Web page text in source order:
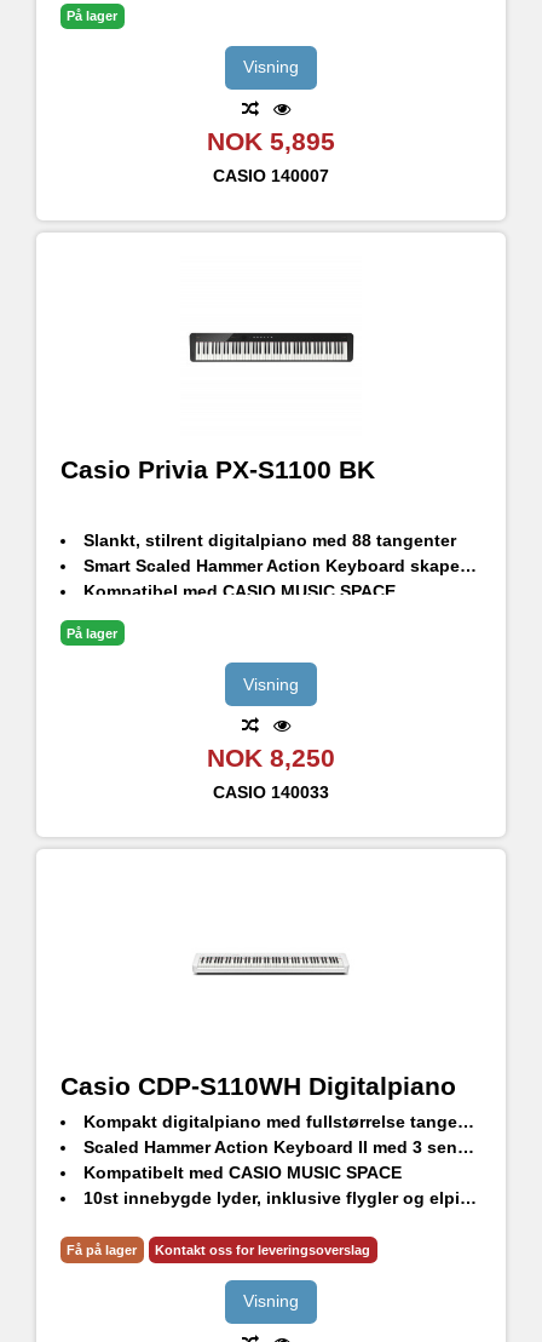
Forvandle pianoet til et møbel med Casio CS-46P benstativ (selges separat)
På lager
Visning
NOK 5,895
CASIO 140007
Casio Privia PX-S1100 BK
Slankt, stilrent digitalpiano med 88 tangenter
Smart Scaled Hammer Action Keyboard skaper ekte flygelfølelse
Kompatibel med CASIO MUSIC SPACE
Nydesignede høytalere med større och fyldigere lyd
Bluetooth audio og MIDI. Trådløs WU-BT10-adapter (inkludert)
18st innebyggede lyder
På lager
Visning
NOK 8,250
CASIO 140033
Casio CDP-S110WH Digitalpiano
Kompakt digitalpiano med fullstørrelse tangenter, høyoppløst lydgenerering og imponerende høytalersystem
Scaled Hammer Action Keyboard II med 3 sensorer for dynamisk spill og mulighet for retrigg
Kompatibelt med CASIO MUSIC SPACE
10st innebygde lyder, inklusive flygler og elpianoer
Forvandle pianoet til et møbel med Casio CS-46P benstativ (selges separat)
Få på lager Kontakt oss for leveringsoverslag
Visning